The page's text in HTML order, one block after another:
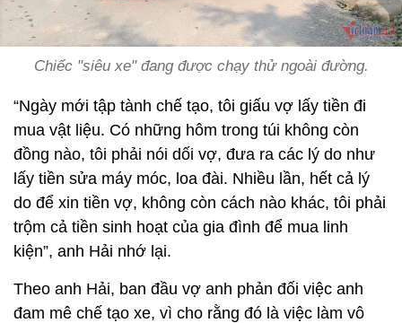
Chiếc "siêu xe" đang được chạy thử ngoài đường.
“Ngày mới tập tành chế tạo, tôi giấu vợ lấy tiền đi
mua vật liệu. Có những hôm trong túi không còn
đồng nào, tôi phải nói dối vợ, đưa ra các lý do như
lấy tiền sửa máy móc, loa đài. Nhiều lần, hết cả lý
do để xin tiền vợ, không còn cách nào khác, tôi phải
trộm cả tiền sinh hoạt của gia đình để mua linh
kiện”, anh Hải nhớ lại.
Theo anh Hải, ban đầu vợ anh phản đối việc anh
đam mê chế tạo xe, vì cho rằng đó là việc làm vô